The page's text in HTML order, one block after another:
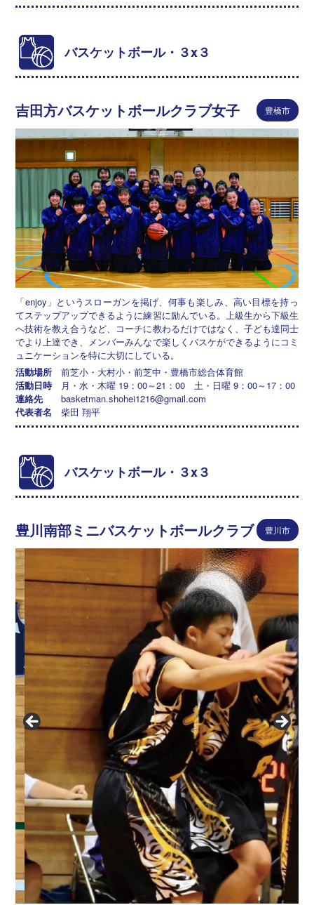
バスケットボール・３x３
吉田方バスケットボールクラブ女子 豊橋市
「enjoy」というスローガンを掲げ、何事も楽しみ、高い目標を持っ
てステップアップできるように練習に励んでいる。上級生から下級生
へ技術を教え合うなど、コーチに教わるだけではなく、子ども達同士
でより上達でき、メンバーみんなで楽しくバスケができるようにコミ
ュニケーションを特に大切にしている。
活動場所
前芝小・大村小・前芝中・豊橋市総合体育館
活動日時
月・水・木曜 19：00～21：00 土・日曜 9：00～17：00
連絡先
basketman.shohei1216@gmail.com
代表者名
柴田 翔平
バスケットボール・３x３
豊川南部ミニバスケットボールクラブ 豊川市